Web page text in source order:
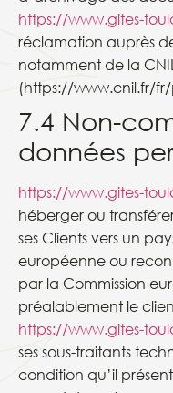
https://www.gites-
réclamation auprès
notamment de la
(https://www.cnil.fr/
7.4 Non-
données
https://www.gites-
héberger ou
ses Clients vers un
européenne ou
par la Commission
préalablement le
https://www.gites-
ses sous-traitants
condition qu’il